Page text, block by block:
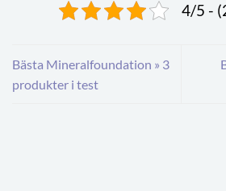
4/5 -
Bästa Mineralfoundation » 3
produkter i test